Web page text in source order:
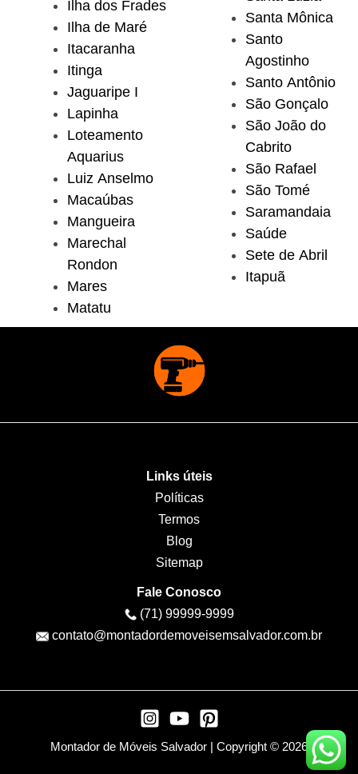
Ilha dos Frades
Ilha de Maré
Itacaranha
Itinga
Jaguaripe I
Lapinha
Loteamento
Aquarius
Luiz Anselmo
Macaúbas
Mangueira
Marechal
Rondon
Mares
Matatu
Santa Mônica
Santo
Agostinho
Santo Antônio
São Gonçalo
São João do
Cabrito
São Rafael
São Tomé
Saramandaia
Saúde
Sete de Abril
Itapuã
Links úteis
Políticas
Termos
Blog
Sitemap
Fale Conosco
(71) 99999-9999
contato@montadordemoveisemsalvador.com.br
Montador de Móveis Salvador | Copyright © 2026